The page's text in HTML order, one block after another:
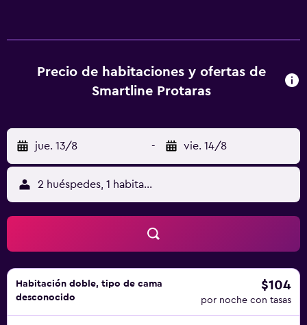
con ducha, artículos de higiene personal gratuitos y
secador de pelo. Este hotel en Paralimni ofrece acceso a
de limpieza todos los días y es posible solicitar tabla de
planchar con plancha. En el alojamiento hay 2 piscinas al
aire libre además de piscina infantil. Otros servicios de
ocio y esparcimiento incluyen un parque acuático de
acceso gratuito, sauna y gimnasio. Se pueden practicar las
actividades de ocio y esparcimiento que se indican más
abajo en las instalaciones o cerca del alojamiento (es
posible que se aplique un recargo).
Precio de habitaciones y ofertas de
Smartline Protaras
jue. 13/8 - vie. 14/8
2 huéspedes, 1 habitación
Habitación doble, tipo de cama
desconocido
$104
por noche con tasas